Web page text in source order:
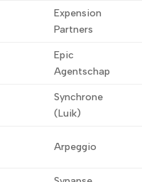
Expension
Partners
Epic
Agentschap
Synchrone
(Luik)
Arpeggio